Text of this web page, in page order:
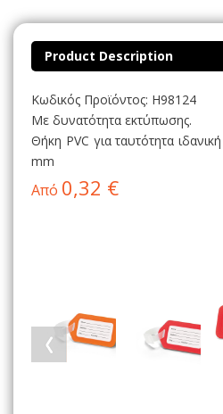
Product Description
Κωδικός Προϊόντος: H98124
Με δυνατότητα εκτύπωσης.
Θήκη PVC για ταυτότητα
mm
Από 0,32 €